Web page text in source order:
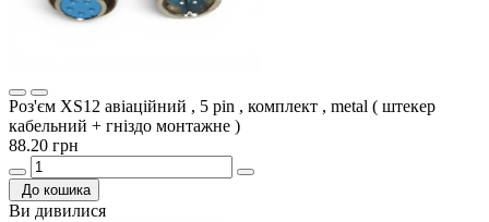
Роз'єм XS12 авіаційний , 5 pin , комплект , metal ( штекер
кабельний + гніздо монтажне )
88.20 грн
До кошика
Ви дивилися